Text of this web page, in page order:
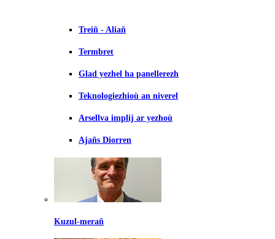
Treiñ - Aliañ
Termbret
Glad yezhel ha panellerezh
Teknologiezhioù an niverel
Arsellva implij ar yezhoù
Ajañs Diorren
Kuzul-merañ